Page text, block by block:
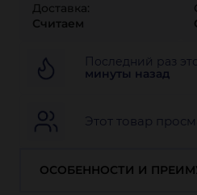
Доставка:
Считаем
Последний раз
минуты назад
Этот товар
ОСОБЕННОСТИ И